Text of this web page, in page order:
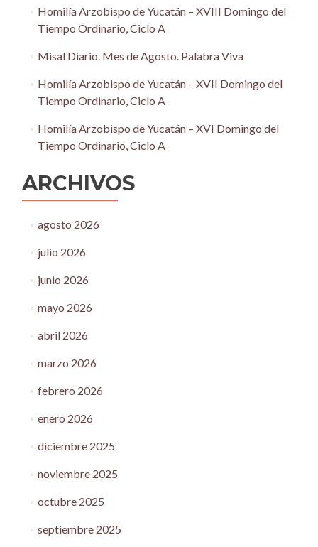
Homilía Arzobispo de Yucatán – XVIII Domingo del
Tiempo Ordinario, Ciclo A
Misal Diario. Mes de Agosto. Palabra Viva
Homilía Arzobispo de Yucatán – XVII Domingo del
Tiempo Ordinario, Ciclo A
Homilía Arzobispo de Yucatán – XVI Domingo del
Tiempo Ordinario, Ciclo A
ARCHIVOS
agosto 2026
julio 2026
junio 2026
mayo 2026
abril 2026
marzo 2026
febrero 2026
enero 2026
diciembre 2025
noviembre 2025
octubre 2025
septiembre 2025